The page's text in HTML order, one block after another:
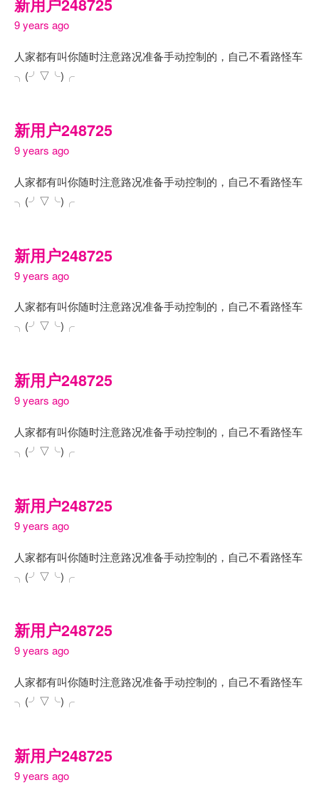
新用户248725
9 years ago
人家都有叫你随时注意路况准备手动控制的，自己不看路怪车
╮(╯▽╰)╭
新用户248725
9 years ago
人家都有叫你随时注意路况准备手动控制的，自己不看路怪车
╮(╯▽╰)╭
新用户248725
9 years ago
人家都有叫你随时注意路况准备手动控制的，自己不看路怪车
╮(╯▽╰)╭
新用户248725
9 years ago
人家都有叫你随时注意路况准备手动控制的，自己不看路怪车
╮(╯▽╰)╭
新用户248725
9 years ago
人家都有叫你随时注意路况准备手动控制的，自己不看路怪车
╮(╯▽╰)╭
新用户248725
9 years ago
人家都有叫你随时注意路况准备手动控制的，自己不看路怪车
╮(╯▽╰)╭
新用户248725
9 years ago